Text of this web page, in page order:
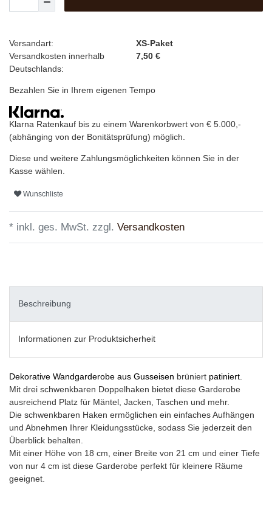
Versandart:
XS-Paket
Versandkosten innerhalb
Deutschlands:
7,50 €
Bezahlen Sie in Ihrem eigenen Tempo
Klarna Ratenkauf bis zu einem Warenkorbwert von € 5.000,-
(abhänging von der Bonitätsprüfung) möglich.
Diese und weitere Zahlungsmöglichkeiten können Sie in der
Kasse wählen.
Wunschliste
* inkl. ges. MwSt. zzgl. Versandkosten
Beschreibung
Informationen zur Produktsicherheit
Dekorative Wandgarderobe aus Gusseisen brüniert patiniert.
Mit drei schwenkbaren Doppelhaken bietet diese Garderobe
ausreichend Platz für Mäntel, Jacken, Taschen und mehr.
Die schwenkbaren Haken ermöglichen ein einfaches Aufhängen
und Abnehmen Ihrer Kleidungsstücke, sodass Sie jederzeit den
Überblick behalten.
Mit einer Höhe von 18 cm, einer Breite von 21 cm und einer Tiefe
von nur 4 cm ist diese Garderobe perfekt für kleinere Räume
geeignet.